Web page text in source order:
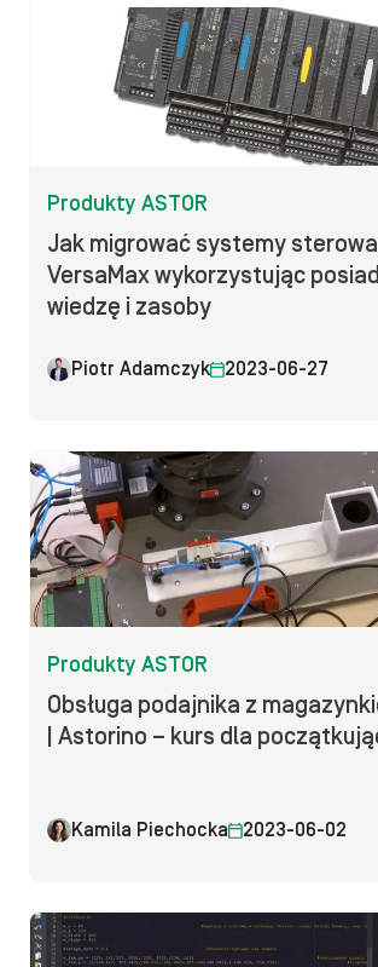
Produkty ASTOR
Jak migrować systemy
VersaMax wykorzystując
wiedzę i zasoby
Piotr Adamczyk 2023-06-27
Produkty ASTOR
Obsługa podajnika z
| Astorino – kurs dla
Kamila Piechocka 2023-06-02